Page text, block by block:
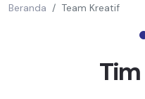
Beranda Team Kreatif
Tim